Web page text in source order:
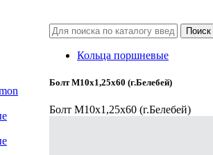
Кольца поршневые
Болт М10х1,25х60 (г.Белебей)
Болт М10х1,25х60 (г.Белебей)